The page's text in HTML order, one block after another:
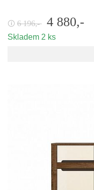
🛈 6 196,- 4 880,-
Skladem 2 ks